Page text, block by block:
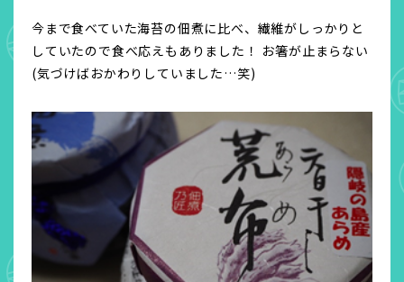
今まで食べていた海苔の佃煮に比べ、繊維がしっかりと
していたので食べ応えもありました！ お箸が止まらない
(気づけばおかわりしていました…笑)